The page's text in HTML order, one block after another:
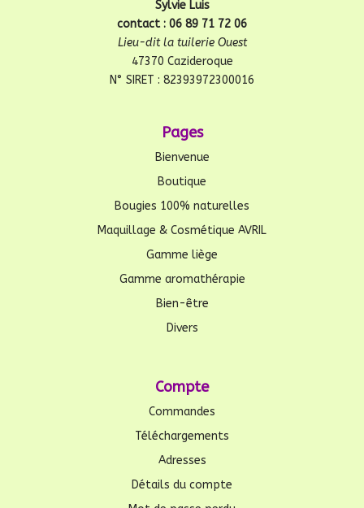
Sylvie Luis
contact : 06 89 71 72 06
Lieu-dit la tuilerie Ouest
47370 Cazideroque
N° SIRET : 82393972300016
Pages
Bienvenue
Boutique
Bougies 100% naturelles
Maquillage & Cosmétique AVRIL
Gamme liège
Gamme aromathérapie
Bien-être
Divers
Compte
Commandes
Téléchargements
Adresses
Détails du compte